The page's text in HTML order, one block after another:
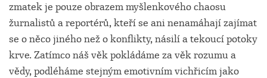
zmatek je pouze obrazem myšlenkového chaosu
žurnalistů a reportérů, kteří se ani nenamáhají zajímat
se o něco jiného než o konflikty, násilí a tekoucí potoky
krve. Zatímco náš věk pokládáme za věk rozumu a
vědy, podléháme stejným emotivním vichřicím jako